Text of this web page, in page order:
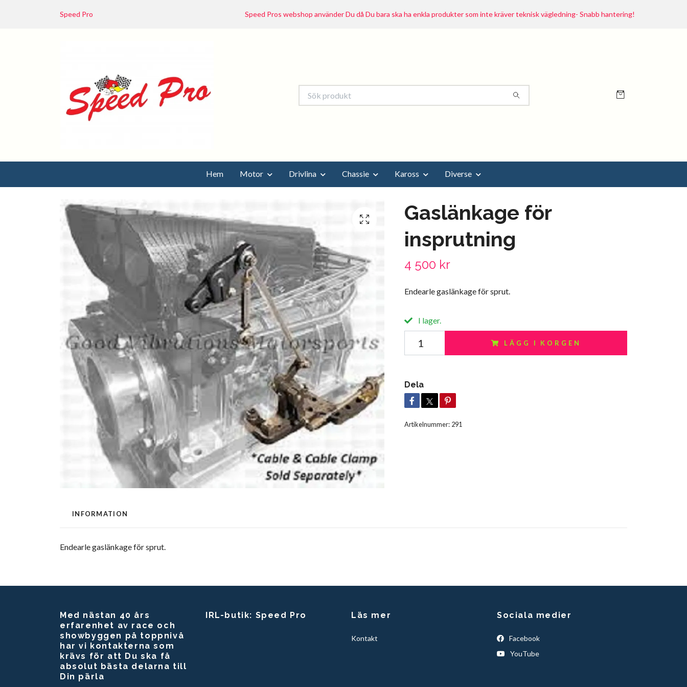
Speed Pro Speed Pros webshop använder Du då Du bara ska ha enkla produkter som inte kräver teknisk vägledning- Snabb hantering!
Hem Motor Drivlina Chassie Kaross Diverse
Gaslänkage för
insprutning
4 500 kr
Endearle gaslänkage för sprut.
I lager.
LÄGG I KORGEN
Dela
Artikelnummer: 291
INFORMATION
Endearle gaslänkage för sprut.
Med nästan 40 års
erfarenhet av race och
showbyggen på toppnivå
har vi kontakterna som
krävs för att Du ska få
absolut bästa delarna till
Din pärla
IRL-butik: Speed Pro Läs mer
Kontakt
Sociala medier
Facebook
YouTube